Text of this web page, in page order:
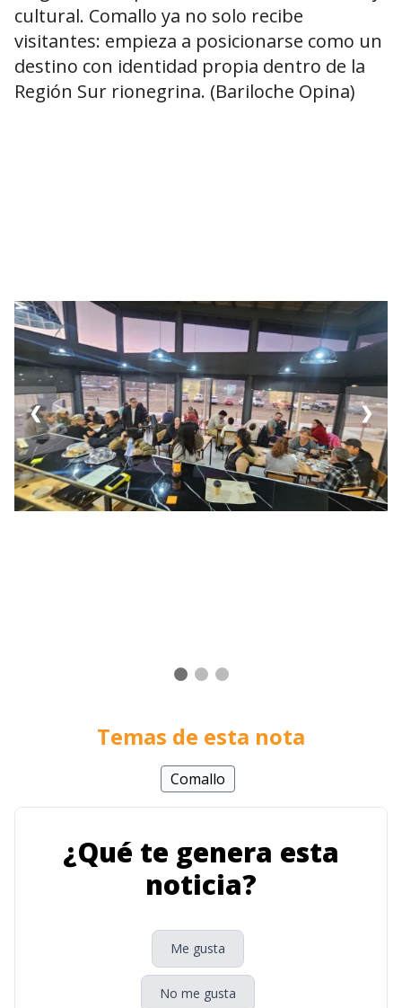
cultural. Comallo ya no solo recibe
visitantes: empieza a posicionarse como un
destino con identidad propia dentro de la
Región Sur rionegrina. (Bariloche Opina)
❮ ❯
Temas de esta nota
Comallo
¿Qué te genera esta
noticia?
Me gusta
No me gusta